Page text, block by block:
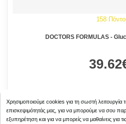
158
DOCTORS FORMULAS -
Μη
Χρησιμοποιούμε cookies για τη σωστή λειτουργία
επισκεψιμότητάς μας, για να μπορούμε να σου
εξυπηρέτηση και για να μπορείς να μαθαίνεις για